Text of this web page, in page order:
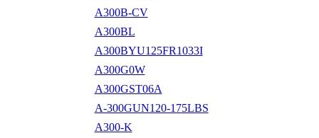
A300B-CV
A300BL
A300BYU125FR1033I
A300G0W
A300GST06A
A-300GUN120-175LBS
A300-K